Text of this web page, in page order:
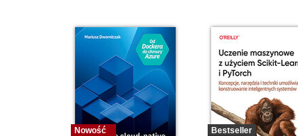
Nowość
Bestseller